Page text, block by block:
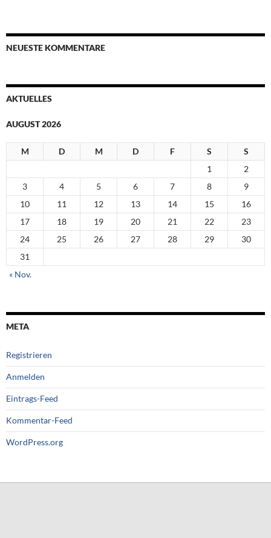
NEUESTE KOMMENTARE
AKTUELLES
AUGUST 2026
M D M D F S
S
1
2
3
4 5 6 7 8
9
10
11 12 13 14 15
16
17
18 19 20 21 22
23
24
25 26 27 28 29
30
31
« Nov.
META
Registrieren
Anmelden
Eintrags-Feed
Kommentar-Feed
WordPress.org